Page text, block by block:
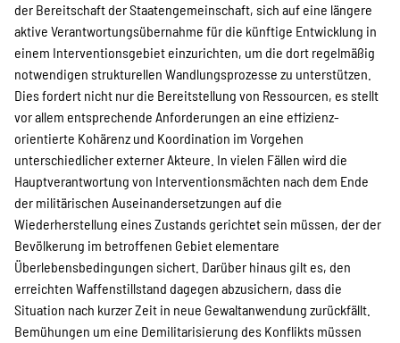
der Bereitschaft der Staatengemeinschaft, sich auf eine längere
aktive Verantwortungsübernahme für die künftige Entwicklung in
einem Interventionsgebiet einzurichten, um die dort regelmäßig
notwendigen strukturellen Wandlungsprozesse zu unterstützen.
Dies fordert nicht nur die Bereitstellung von Ressourcen, es stellt
vor allem entsprechende Anforderungen an eine effizienz-
orientierte Kohärenz und Koordination im Vorgehen
unterschiedlicher externer Akteure. In vielen Fällen wird die
Hauptverantwortung von Interventionsmächten nach dem Ende
der militärischen Auseinandersetzungen auf die
Wiederherstellung eines Zustands gerichtet sein müssen, der der
Bevölkerung im betroffenen Gebiet elementare
Überlebensbedingungen sichert. Darüber hinaus gilt es, den
erreichten Waffenstillstand dagegen abzusichern, dass die
Situation nach kurzer Zeit in neue Gewaltanwendung zurückfällt.
Bemühungen um eine Demilitarisierung des Konflikts müssen